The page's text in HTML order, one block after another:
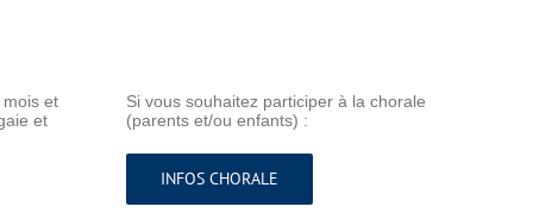
et
et
Si vous souhaitez participer à la chorale
(parents et/ou enfants) :
INFOS CHORALE